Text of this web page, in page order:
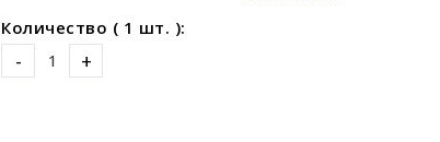
Количество ( 1 шт. ):
- +